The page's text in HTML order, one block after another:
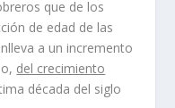
que de los
de edad de las
a un incremento
del crecimiento
década del siglo